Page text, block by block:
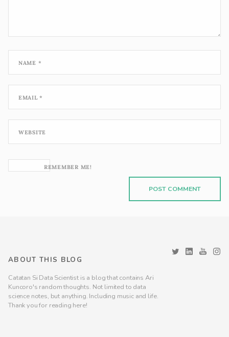
NAME *
EMAIL*
WEBSITE
REMEMBER ME!
ABOUT THIS BLOG
Catatan Si Data Scientist is a blog that contains Ari
Kuncoro's random thoughts. Not limited to data
science notes, but anything. Including music and life.
Thank you for reading here!